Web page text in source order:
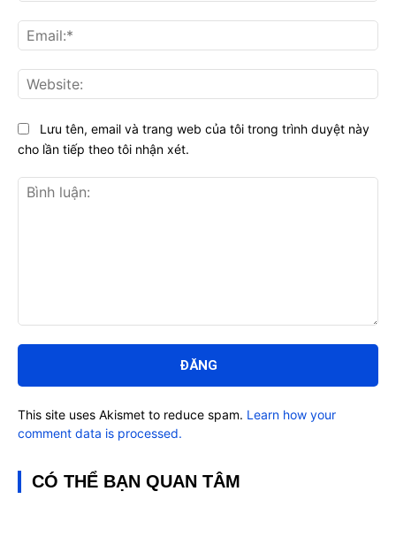
luận:
Lưu tên, email và trang web của tôi trong trình duyệt này
cho lần tiếp theo tôi nhận xét.
This site uses Akismet to reduce spam. Learn how your
comment data is processed.
CÓ THỂ BẠN QUAN TÂM